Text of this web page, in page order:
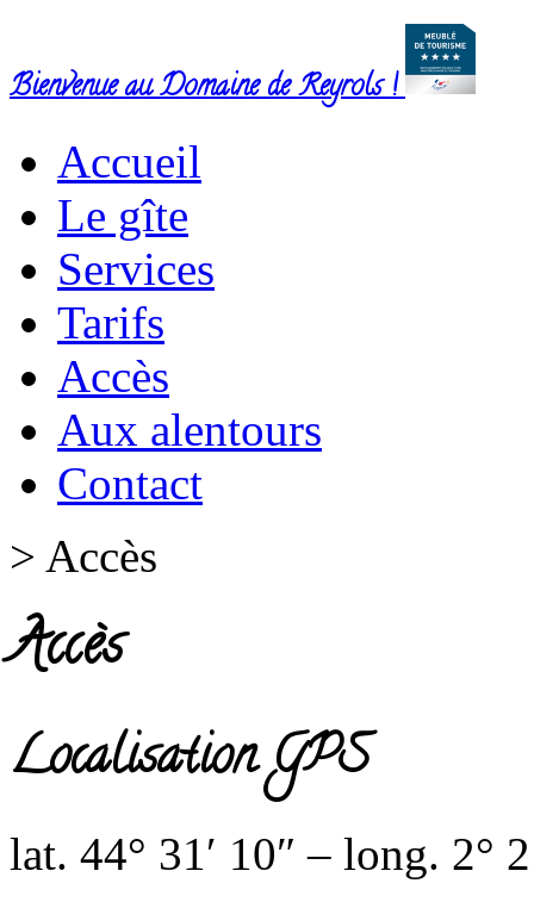
Bienvenue au Domaine de Reyrols !
Accueil
Le gîte
Services
Tarifs
Accès
Aux alentours
Contact
> Accès
Accès
Localisation GPS
lat. 44° 31′ 10″ – long. 2°